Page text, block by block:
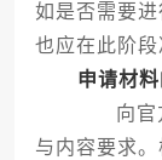
如是否需要进
也应在此阶段
申请材
向官方
与内容要求